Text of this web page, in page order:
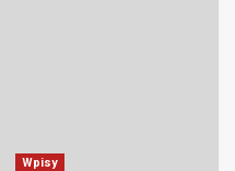
Wpisy